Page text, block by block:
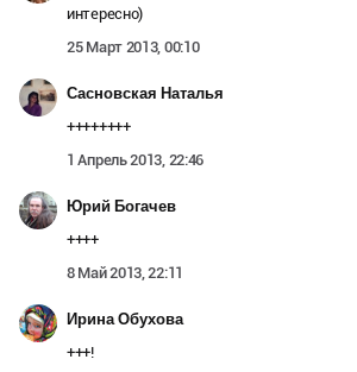
интересно)
25 Март 2013, 00:10
Сасновская Наталья
++++++++
1 Апрель 2013, 22:46
Юрий Богачев
++++
8 Май 2013, 22:11
Ирина Обухова
+++!